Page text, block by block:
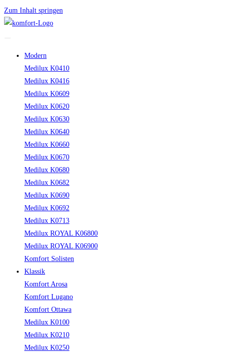
Zum Inhalt springen
Modern
Medilux K0410
Medilux K0416
Medilux K0609
Medilux K0620
Medilux K0630
Medilux K0640
Medilux K0660
Medilux K0670
Medilux K0680
Medilux K0682
Medilux K0690
Medilux K0692
Medilux K0713
Medilux ROYAL K06800
Medilux ROYAL K06900
Komfort Solisten
Klassik
Komfort Arosa
Komfort Lugano
Komfort Ottawa
Medilux K0100
Medilux K0210
Medilux K0250